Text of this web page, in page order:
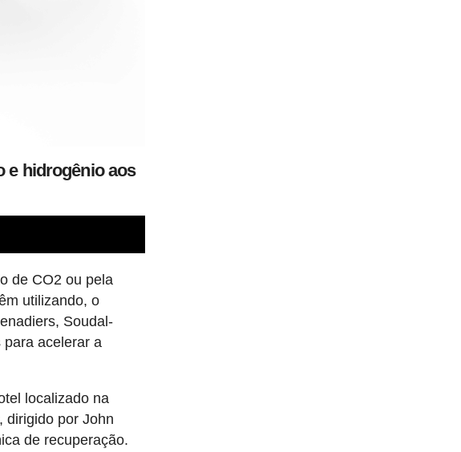
e hidrogênio aos
de CO2 ou pela
utilizando, o
Soudal-
para acelerar a
localizado na
dirigido por John
de recuperação.